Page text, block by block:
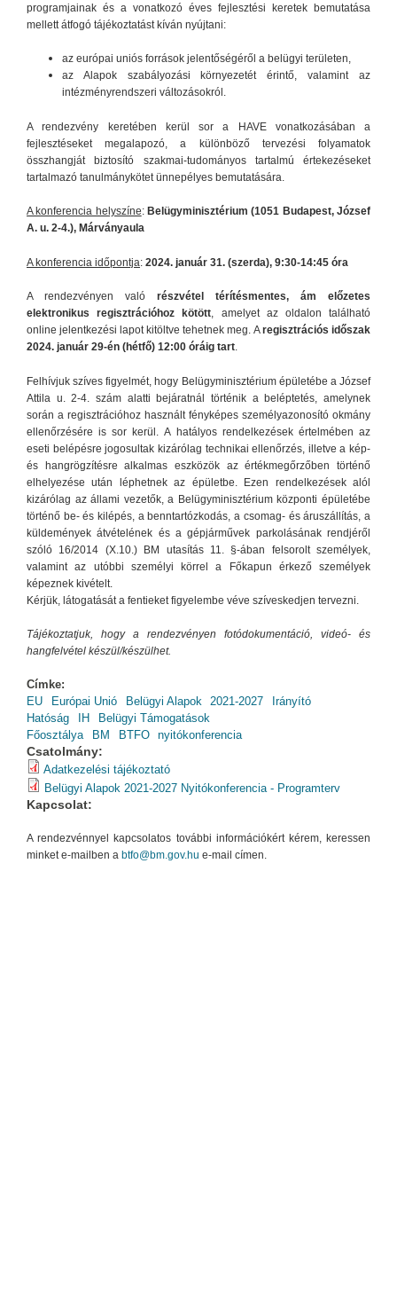
programjainak és a vonatkozó éves fejlesztési keretek bemutatása
mellett átfogó tájékoztatást kíván nyújtani:
az európai uniós források jelentőségéről a belügyi területen,
az Alapok szabályozási környezetét érintő, valamint az
intézményrendszeri változásokról.
A rendezvény keretében kerül sor a HAVE vonatkozásában a
fejlesztéseket megalapozó, a különböző tervezési folyamatok
összhangját biztosító szakmai-tudományos tartalmú értekezéseket
tartalmazó tanulmánykötet ünnepélyes bemutatására.
A konferencia helyszíne: Belügyminisztérium (1051 Budapest, József
A. u. 2-4.), Márványaula
A konferencia időpontja: 2024. január 31. (szerda), 9:30-14:45 óra
A rendezvényen való részvétel térítésmentes, ám előzetes
elektronikus regisztrációhoz kötött, amelyet az oldalon található
online jelentkezési lapot kitöltve tehetnek meg. Aregisztrációs időszak
2024. január 29-én (hétfő) 12:00 óráig tart.
Felhívjuk szíves figyelmét, hogy Belügyminisztérium épületébe a József
Attila u. 2-4. szám alatti bejáratnál történik a beléptetés, amelynek
során a regisztrációhoz használt fényképes személyazonosító okmány
ellenőrzésére is sor kerül. A hatályos rendelkezések értelmében az
eseti belépésre jogosultak kizárólag technikai ellenőrzés, illetve a kép-
és hangrögzítésre alkalmas eszközök az értékmegőrzőben történő
elhelyezése után léphetnek az épületbe. Ezen rendelkezések alól
kizárólag az állami vezetők, a Belügyminisztérium központi épületébe
történő be- és kilépés, a benntartózkodás, a csomag- és áruszállítás, a
küldemények átvételének és a gépjárművek parkolásának rendjéről
szóló 16/2014 (X.10.) BM utasítás 11. §-ában felsorolt személyek,
valamint az utóbbi személyi körrel a Főkapun érkező személyek
képeznek kivételt.
Kérjük, látogatását a fentieket figyelembe véve szíveskedjen tervezni.
Tájékoztatjuk, hogy a rendezvényen fotódokumentáció, videó- és
hangfelvétel készül/készülhet.
Címke:
EU
Európai Unió Belügyi Alapok 2021-2027
Irányító
Hatóság
IH
Belügyi Támogatások
Főosztálya
BM BTFO nyitókonferencia
Csatolmány:
Adatkezelési tájékoztató
Belügyi Alapok 2021-2027 Nyitókonferencia - Programterv
Kapcsolat:
A rendezvénnyel kapcsolatos további információkért kérem, keressen
minket e-mailben a btfo@bm.gov.hu e-mail címen.